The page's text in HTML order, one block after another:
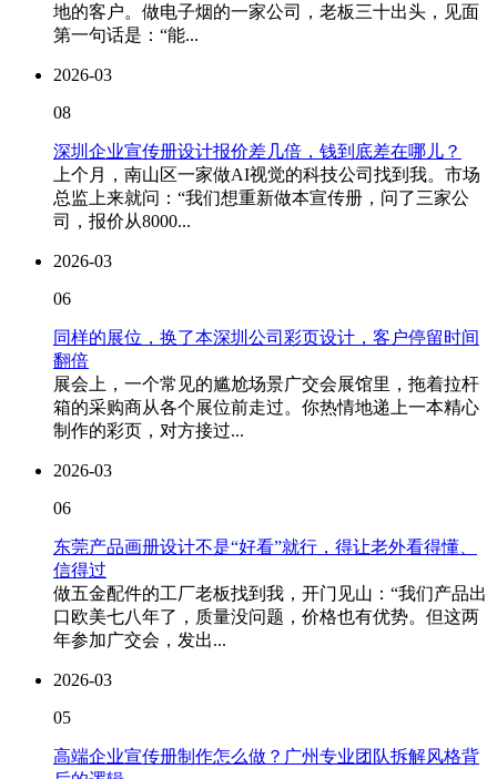
地的客户。做电子烟的一家公司，老板三十出头，见面
第一句话是：“能...
2026-03
08
深圳企业宣传册设计报价差几倍，钱到底差在哪儿？
上个月，南山区一家做AI视觉的科技公司找到我。市场
总监上来就问：“我们想重新做本宣传册，问了三家公
司，报价从8000...
2026-03
06
同样的展位，换了本深圳公司彩页设计，客户停留时间
翻倍
展会上，一个常见的尴尬场景广交会展馆里，拖着拉杆
箱的采购商从各个展位前走过。你热情地递上一本精心
制作的彩页，对方接过...
2026-03
06
东莞产品画册设计不是“好看”就行，得让老外看得懂、
信得过
做五金配件的工厂老板找到我，开门见山：“我们产品出
口欧美七八年了，质量没问题，价格也有优势。但这两
年参加广交会，发出...
2026-03
05
高端企业宣传册制作怎么做？广州专业团队拆解风格背